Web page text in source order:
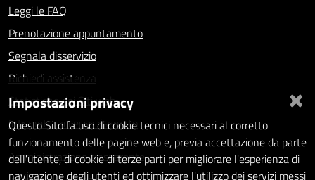
Leggi le FAQ
Prenotazione appuntamento
Segnala disservizio
Richiedi assistenza
Statistiche dei Siti web
Intranet - accesso riservato
Amministrazione trasparente
×
Impostazioni privacy
Questo Sito fa uso di cookie tecnici necessari al corretto
funzionamento delle pagine web e, previa accettazione da parte
dell'utente, di cookie di terze parti per migliorare l'esperienza di
navigazione degli utenti ed ottimizzare l'utilizzo dei servizi messi